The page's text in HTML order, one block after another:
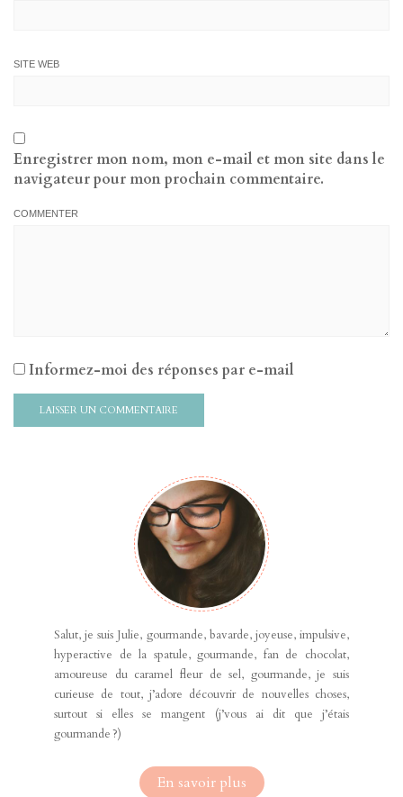
SITE WEB
Enregistrer mon nom, mon e-mail et mon site dans le
navigateur pour mon prochain commentaire.
COMMENTER
Informez-moi des réponses par e-mail
Salut, je suis Julie, gourmande, bavarde, joyeuse, impulsive,
hyperactive de la spatule, gourmande, fan de chocolat,
amoureuse du caramel fleur de sel, gourmande, je suis
curieuse de tout, j’adore découvrir de nouvelles choses,
surtout si elles se mangent (j’vous ai dit que j’étais
gourmande ?)
En savoir plus